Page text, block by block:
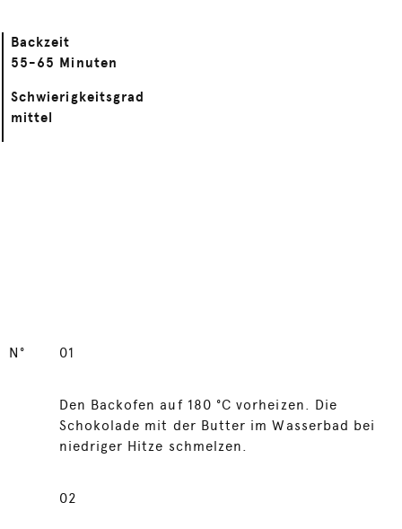
Backzeit
55-65 Minuten
Schwierigkeitsgrad
mittel
N° 01
Den Backofen auf 180 °C vorheizen. Die
Schokolade mit der Butter im Wasserbad bei
niedriger Hitze schmelzen.
02